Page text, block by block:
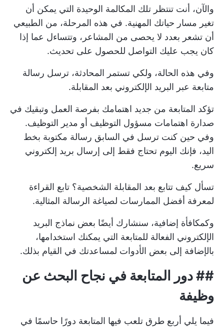
والآن، أنت تنتظر تلك المكالمة الوحيدة التي يمكن أن
تغير مسار حياتك المهنية. في هذه المرحلة، من الطبيعي
أن تشعر بعدد لا يحصى من المشاعر، وتتساءل عما إذا
كان يجب عليك التواصل للحصول على تحديث.
وفي هذه الحالة، ولكي تستمر المحادثة، ترسل رسالة
متابعة عبر البريد الإلكتروني بعد المقابلة.
تؤكد المتابعة من جديد اهتمامك بفرصة العمل وتبقيك في
صدارة اهتمامات مسؤول التوظيف أو مدير التوظيف.
وفي حين كنت ترسل في السابق رسالة مكتوبة بخط
اليد، فإنك اليوم تحتاج فقط إلى إرسال بريد إلكتروني
سريع.
تسأل كيف تتابع بعد المقابلة الشخصية؟ تابع القراءة
لمعرفة أفضل الممارسات لصياغة الرسالة المثالية.
وكمكافأة إضافية، سنشارك أيضًا بعض نماذج البريد
الإلكتروني الفعالة للمتابعة التي يمكنك استخدامها،
بالإضافة إلى بعض الأدوات لمساعدتك في القيام بذلك.
## دور المتابعة في نجاح البحث عن
وظيفة
فيما يلي أربع طرق تلعب فيها المتابعة دورًا حاسمًا في